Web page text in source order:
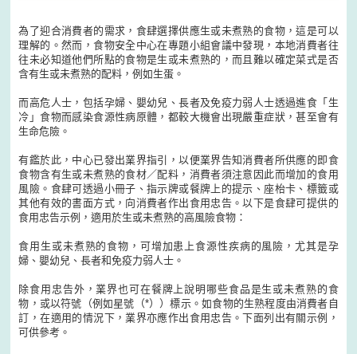
為了迎合消費者的需求，食肆選擇供應生或未煮熟的食物，這是可以
理解的。然而，食物安全中心在專題小組會議中發現，本地消費者往
往未必知道他們所點的食物是生或未煮熟的，而且難以確定菜式是否
含有生或未煮熟的配料，例如生蛋。
而高危人士，包括孕婦、嬰幼兒、長者及免疫力弱人士透過進食「生
冷」食物而感染食源性病原體，都較大機會出現嚴重症狀，甚至會有
生命危險。
有鑑於此，中心已發出業界指引，以便業界告知消費者所供應的即食
食物含有生或未煮熟的食材／配料，消費者須注意因此而增加的食用
風險。食肆可透過小冊子、指示牌或餐牌上的提示、座枱卡、標籤或
其他有效的書面方式，向消費者作出食用忠告。以下是食肆可提供的
食用忠告示例，適用於生或未煮熟的高風險食物：
食用生或未煮熟的食物，可增加患上食源性疾病的風險，尤其是孕
婦、嬰幼兒、長者和免疫力弱人士。
除食用忠告外，業界也可在餐牌上說明哪些食品是生或未煮熟的食
物，或以符號（例如星號（*））標示。如食物的生熟程度由消費者自
訂，在適用的情況下，業界亦應作出食用忠告。下面列出有關示例，
可供參考。